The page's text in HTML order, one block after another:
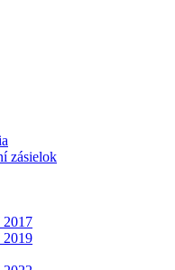
zásielok